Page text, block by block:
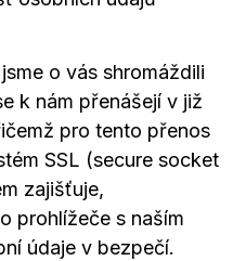
o vás shromáždili
k nám přenášejí v již
pro tento přenos
SSL (secure socket
zajišťuje,
prohlížeče s naším
údaje v bezpečí.